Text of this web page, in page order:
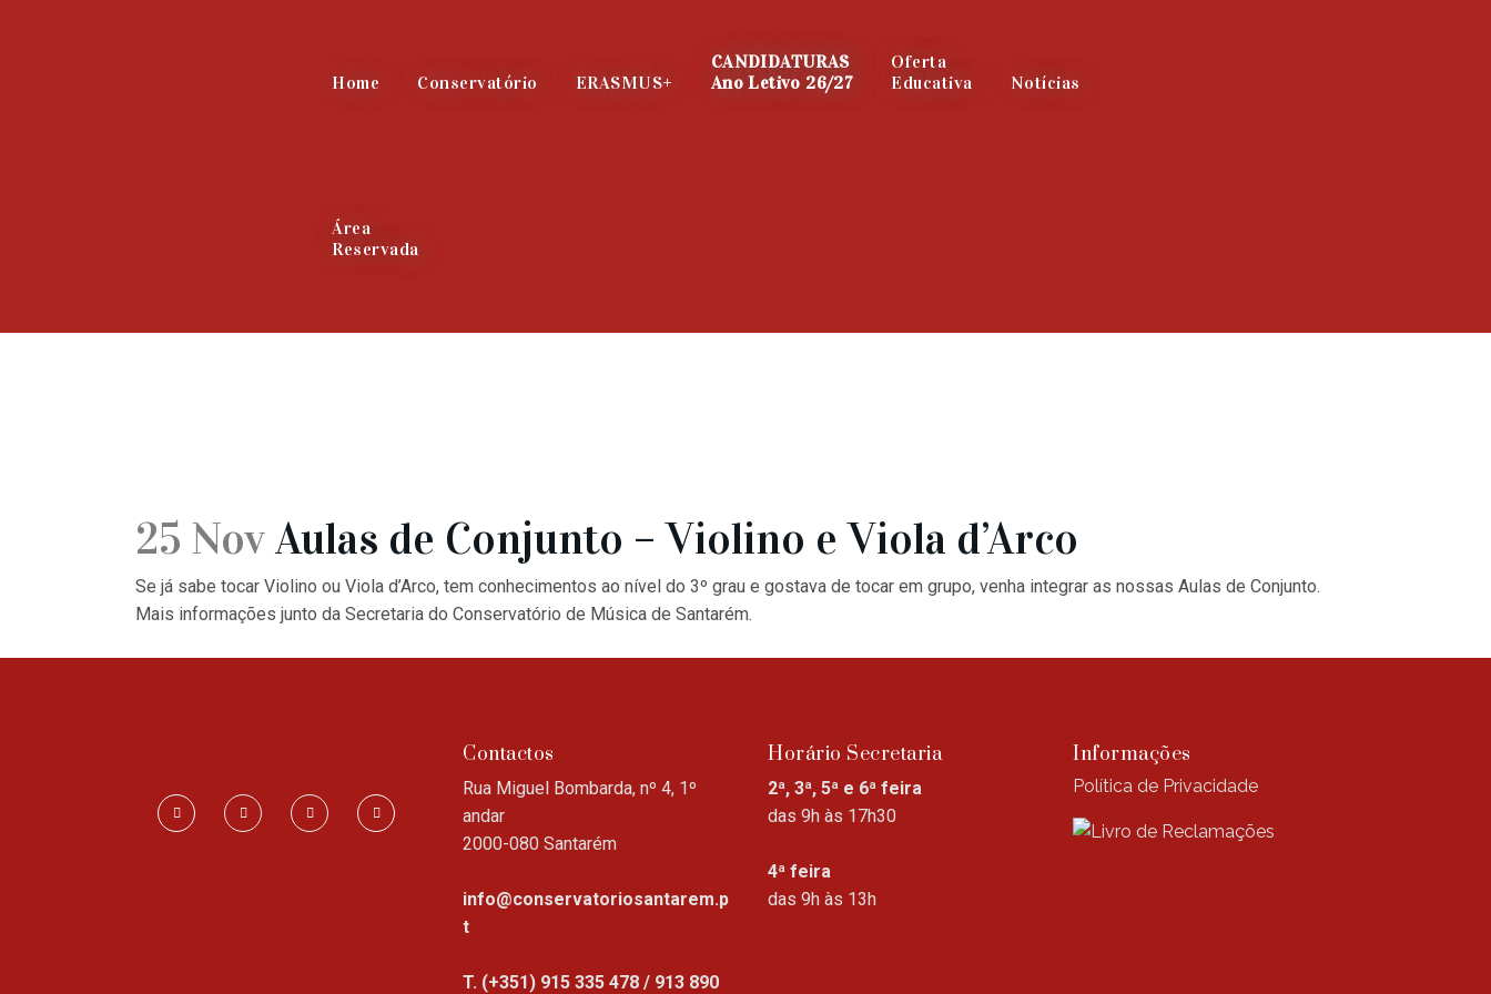
Home Conservatório ERASMUS+
CANDIDATURAS
Ano Letivo 26/27
Oferta
Educativa
Notícias
Área
Reservada
25 NovAulas de Conjunto – Violino e Viola d’Arco
Se já sabe tocar Violino ou Viola d’Arco, tem conhecimentos ao nível do 3º grau e gostava de tocar em grupo, venha integrar as nossas Aulas de Conjunto.
Mais informações junto da Secretaria do Conservatório de Música de Santarém.
Contactos
Rua Miguel Bombarda, nº 4, 1º
andar
2000-080 Santarém
info@conservatoriosantarem.p
t
T. (+351) 915 335 478 / 913 890
Horário Secretaria
2ª, 3ª, 5ª e 6ª feira
das 9h às 17h30
4ª feira
das 9h às 13h
Informações
Política de Privacidade